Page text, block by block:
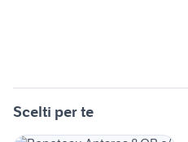
Scelti per te